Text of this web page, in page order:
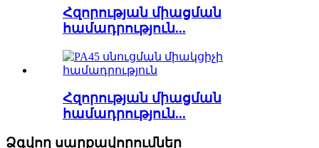
Հզորության միացման
համադրություն...
Հզորության միացման
համադրություն...
Ձգվող սարքավորումներ